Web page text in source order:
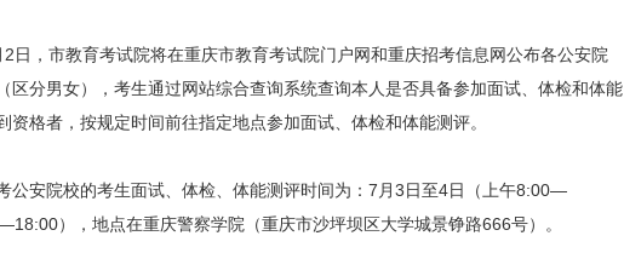
，市教育考试院将在重庆市教育考试院门户网和重庆招考信息网公布各公安院
区分男女），考生通过网站综合查询系统查询本人是否具备参加面试、体检和体能
资格者，按规定时间前往指定地点参加面试、体检和体能测评。
安院校的考生面试、体检、体能测评时间为：7月3日至4日（上午8:00—
），地点在重庆警察学院（重庆市沙坪坝区大学城景铮路666号）。